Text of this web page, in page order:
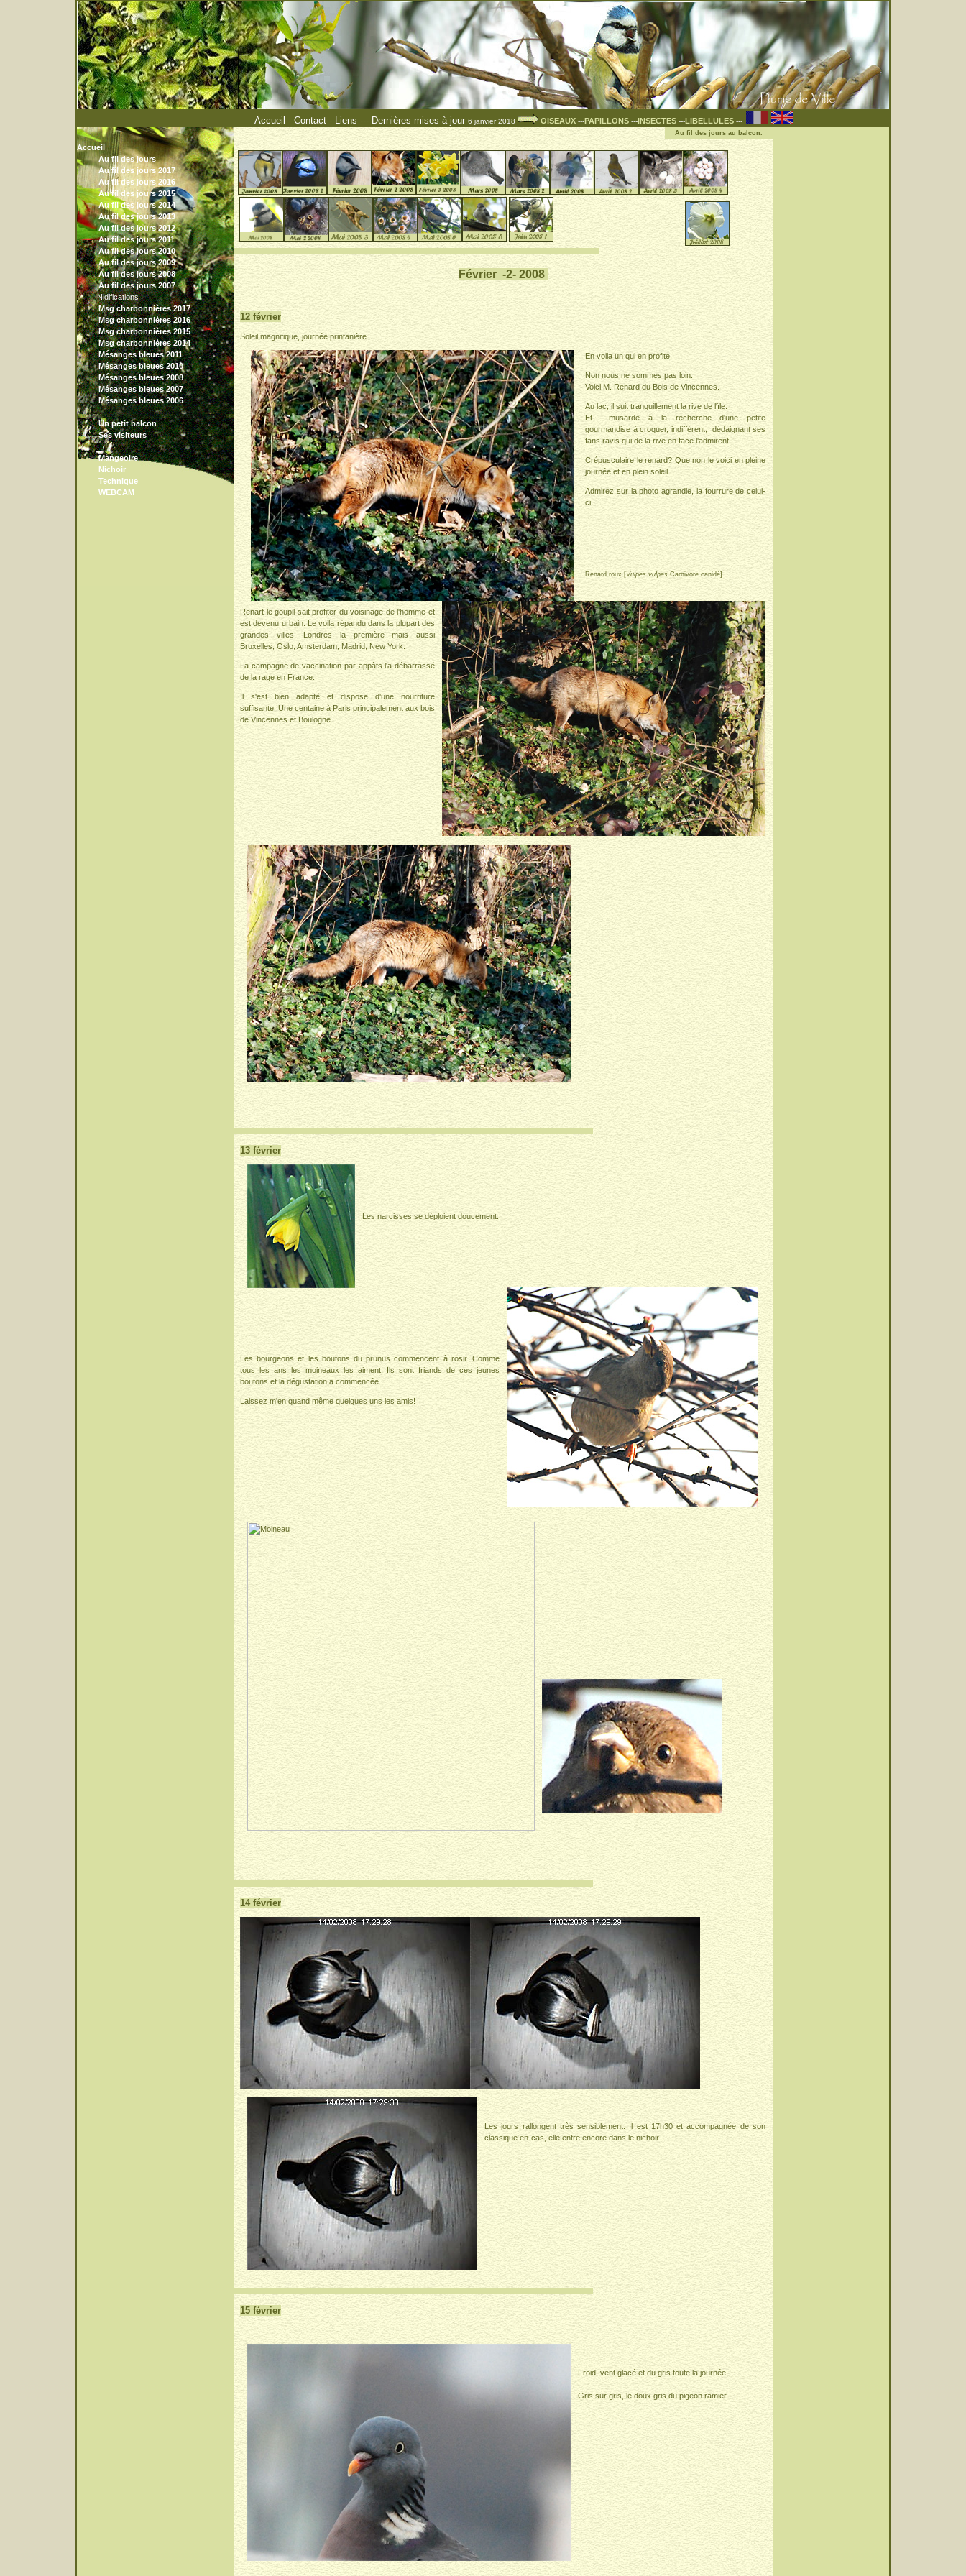
Accueil - Contact- Liens --- Dernières mises à jour 6 janvier 2018 OISEAUX ---PAPILLONS ---INSECTES ---LIBELLULES ---
Accueil
Au fil des jours
Au fil des jours 2017
Au fil des jours 2016
Au fil des jours 2015
Au fil des jours 2014
Au fil des jours 2013
Au fil des jours 2012
Au fil des jours 2011
Au fil des jours 2010
Au fil des jours 2009
Au fil des jours 2008
Au fil des jours 2007
Nidifications
Msg charbonnières 2017
Msg charbonnières 2016
Msg charbonnières 2015
Msg charbonnières 2014
Mésanges bleues 2011
Mésanges bleues 2010
Mésanges bleues 2008
Mésanges bleues 2007
Mésanges bleues 2006
Un petit balcon
Ses visiteurs
Mangeoire
Nichoir
Technique
WEBCAM
Au fil des jours au balcon.
Février -2- 2008
12 février
Soleil magnifique, journée printanière...
En voila un qui en profite.
Non nous ne sommes pas loin.
Voici M. Renard du Bois de Vincennes.
Au lac, il suit tranquillement la rive de l'île.
Et musarde à la recherche d'une petite
gourmandise à croquer, indifférent, dédaignant ses
fans ravis qui de la rive en face l'admirent.
Crépusculaire le renard? Que non le voici en pleine
journée et en plein soleil.
Admirez sur la photo agrandie, la fourrure de celui-
ci.
Renard roux [Vulpes vulpesCarnivore canidé]
Renart le goupil sait profiter du voisinage de l'homme et
est devenu urbain. Le voila répandu dans la plupart des
grandes villes, Londres la première mais aussi
Bruxelles, Oslo, Amsterdam, Madrid, New York.
La campagne de vaccination par appâts l'a débarrassé
de la rage en France.
Il s'est bien adapté et dispose d'une nourriture
suffisante. Une centaine à Paris principalement aux bois
de Vincennes et Boulogne.
13 février
Les narcisses se déploient doucement.
Les bourgeons et les boutons du prunus commencent à rosir. Comme
tous les ans les moineaux les aiment. Ils sont friands de ces jeunes
boutons et la dégustation a commencée.
Laissez m'en quand même quelques uns les amis!
14 février
Les jours rallongent très sensiblement. Il est 17h30 et accompagnée de son
classique en-cas, elle entre encore dans le nichoir.
15 février
Froid, vent glacé et du gris toute la journée.
Gris sur gris, le doux gris du pigeon ramier.